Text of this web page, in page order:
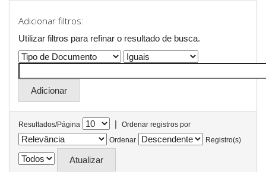
Adicionar filtros:
Utilizar filtros para refinar o resultado de busca.
Resultados/Página |
Ordenar registros por
Ordenar
Registro(s)